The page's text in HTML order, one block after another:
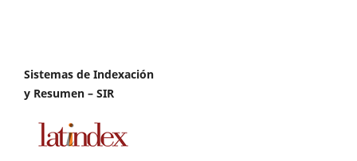
Sistemas de Indexación
y Resumen – SIR